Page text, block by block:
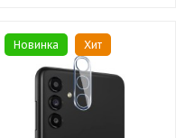
Новинка Хит